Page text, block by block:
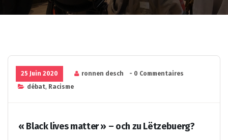
25 Juin 2020 ronnen desch
- 0 Commentaires
débat, Racisme
« Black lives matter » – och zu Lëtzebuerg?